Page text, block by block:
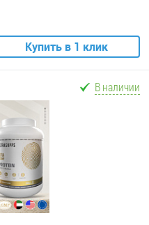
Купить в 1 клик
В наличии